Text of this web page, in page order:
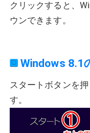
クリックすると、
ウンできます。
Windows 8.1
スタートボタンを
す。